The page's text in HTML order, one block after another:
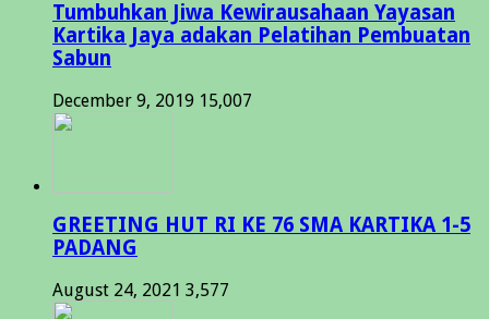
Tumbuhkan Jiwa Kewirausahaan Yayasan
Kartika Jaya adakan Pelatihan Pembuatan
Sabun
December 9, 2019 15,007
GREETING HUT RI KE 76 SMA KARTIKA 1-5
PADANG
August 24, 2021 3,577